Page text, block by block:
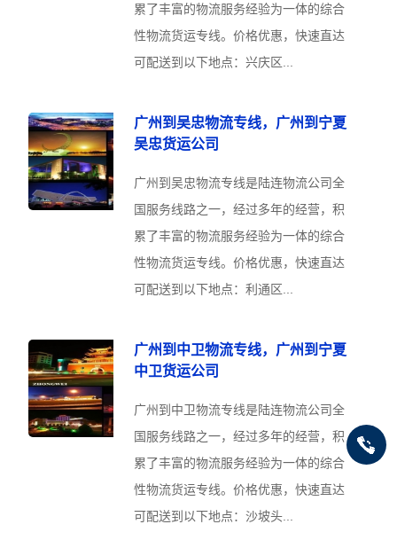
累了丰富的物流服务经验为一体的综合
性物流货运专线。价格优惠，快速直达
可配送到以下地点：兴庆区...
广州到吴忠物流专线，广州到宁夏
吴忠货运公司
广州到吴忠物流专线是陆连物流公司全
国服务线路之一，经过多年的经营，积
累了丰富的物流服务经验为一体的综合
性物流货运专线。价格优惠，快速直达
可配送到以下地点：利通区...
广州到中卫物流专线，广州到宁夏
中卫货运公司
广州到中卫物流专线是陆连物流公司全
国服务线路之一，经过多年的经营，积
累了丰富的物流服务经验为一体的综合
性物流货运专线。价格优惠，快速直达
可配送到以下地点：沙坡头...